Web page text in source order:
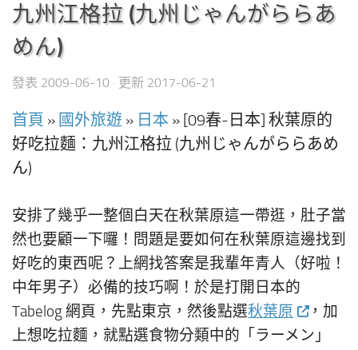
九州江格拉 (九州じゃんがららあ
めん)
發表 2009-06-10 · 更新 2017-06-21
首頁 » 國外旅遊 » 日本 » [09春-日本] 秋葉原的
好吃拉麵：九州江格拉 (九州じゃんがららあめ
ん)
安排了幾乎一整個白天在秋葉原這一帶逛，肚子當
然也要顧一下囉！問題是要如何在秋葉原這邊找到
好吃的東西呢？上網找答案是我輩年青人（好啦！
中年男子）必備的技巧啊！於是打開日本的
Tabelog 網頁，先點東京，然後點選秋葉原
，加
上想吃拉麵，就點選食物分類中的「ラーメン」